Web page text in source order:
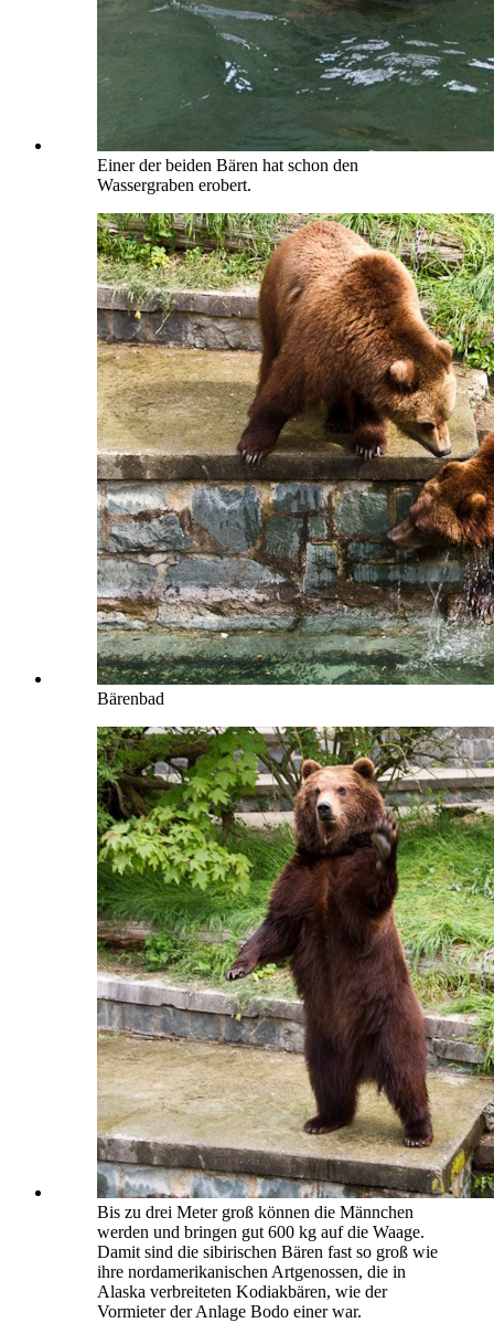
Einer der beiden Bären hat schon den
Wassergraben erobert.
Bärenbad
Bis zu drei Meter groß können die Männchen
werden und bringen gut 600 kg auf die Waage.
Damit sind die sibirischen Bären fast so groß wie
ihre nordamerikanischen Artgenossen, die in
Alaska verbreiteten Kodiakbären, wie der
Vormieter der Anlage Bodo einer war.